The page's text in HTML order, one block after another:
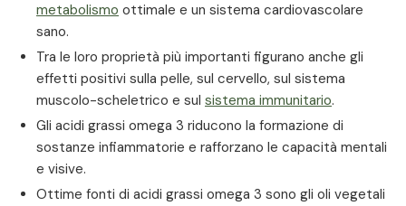
metabolismo ottimale e un sistema cardiovascolare
sano.
Tra le loro proprietà più importanti figurano anche gli
effetti positivi sulla pelle, sul cervello, sul sistema
muscolo-scheletrico e sul sistema immunitario.
Gli acidi grassi omega 3 riducono la formazione di
sostanze infiammatorie e rafforzano le capacità mentali
e visive.
Ottime fonti di acidi grassi omega 3 sono gli oli vegetali